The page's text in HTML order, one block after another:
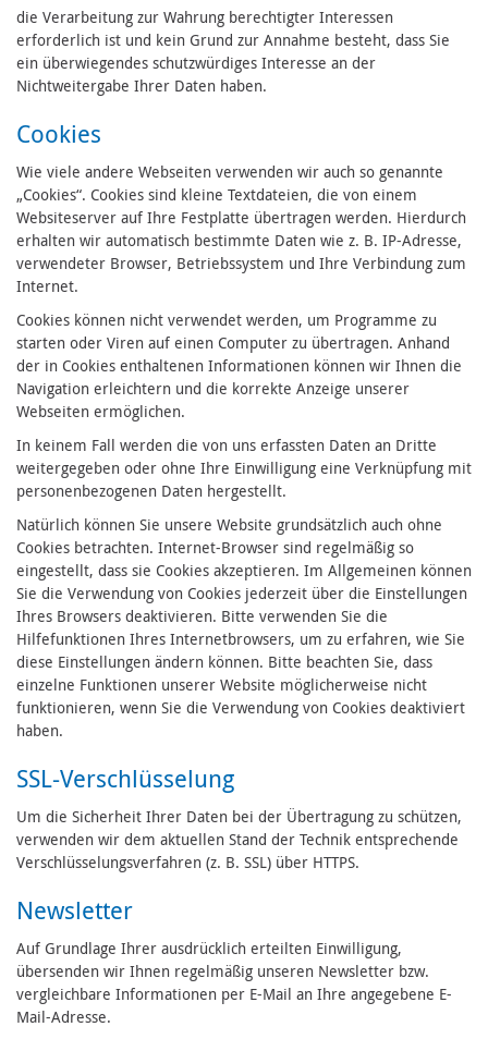
die Verarbeitung zur Wahrung berechtigter Interessen
erforderlich ist und kein Grund zur Annahme besteht, dass Sie
ein überwiegendes schutzwürdiges Interesse an der
Nichtweitergabe Ihrer Daten haben.
Cookies
Wie viele andere Webseiten verwenden wir auch so genannte
„Cookies“. Cookies sind kleine Textdateien, die von einem
Websiteserver auf Ihre Festplatte übertragen werden. Hierdurch
erhalten wir automatisch bestimmte Daten wie z. B. IP-Adresse,
verwendeter Browser, Betriebssystem und Ihre Verbindung zum
Internet.
Cookies können nicht verwendet werden, um Programme zu
starten oder Viren auf einen Computer zu übertragen. Anhand
der in Cookies enthaltenen Informationen können wir Ihnen die
Navigation erleichtern und die korrekte Anzeige unserer
Webseiten ermöglichen.
In keinem Fall werden die von uns erfassten Daten an Dritte
weitergegeben oder ohne Ihre Einwilligung eine Verknüpfung mit
personenbezogenen Daten hergestellt.
Natürlich können Sie unsere Website grundsätzlich auch ohne
Cookies betrachten. Internet-Browser sind regelmäßig so
eingestellt, dass sie Cookies akzeptieren. Im Allgemeinen können
Sie die Verwendung von Cookies jederzeit über die Einstellungen
Ihres Browsers deaktivieren. Bitte verwenden Sie die
Hilfefunktionen Ihres Internetbrowsers, um zu erfahren, wie Sie
diese Einstellungen ändern können. Bitte beachten Sie, dass
einzelne Funktionen unserer Website möglicherweise nicht
funktionieren, wenn Sie die Verwendung von Cookies deaktiviert
haben.
SSL-Verschlüsselung
Um die Sicherheit Ihrer Daten bei der Übertragung zu schützen,
verwenden wir dem aktuellen Stand der Technik entsprechende
Verschlüsselungsverfahren (z. B. SSL) über HTTPS.
Newsletter
Auf Grundlage Ihrer ausdrücklich erteilten Einwilligung,
übersenden wir Ihnen regelmäßig unseren Newsletter bzw.
vergleichbare Informationen per E-Mail an Ihre angegebene E-
Mail-Adresse.